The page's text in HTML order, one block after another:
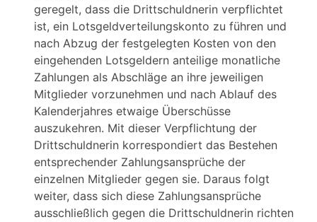
geregelt, dass die Drittschuldnerin verpflichtet
ist, ein Lotsgeldverteilungskonto zu führen und
nach Abzug der festgelegten Kosten von den
eingehenden Lotsgeldern anteilige monatliche
Zahlungen als Abschläge an ihre jeweiligen
Mitglieder vorzunehmen und nach Ablauf des
Kalenderjahres etwaige Überschüsse
auszukehren. Mit dieser Verpflichtung der
Drittschuldnerin korrespondiert das Bestehen
entsprechender Zahlungsansprüche der
einzelnen Mitglieder gegen sie. Daraus folgt
weiter, dass sich diese Zahlungsansprüche
ausschließlich gegen die Drittschuldnerin richten